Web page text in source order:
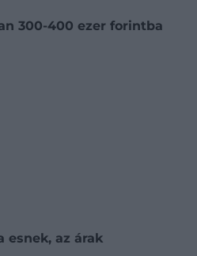
300-400 ezer forintba
esnek, az árak